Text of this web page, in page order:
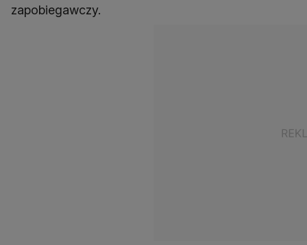
zapobiegawczy.